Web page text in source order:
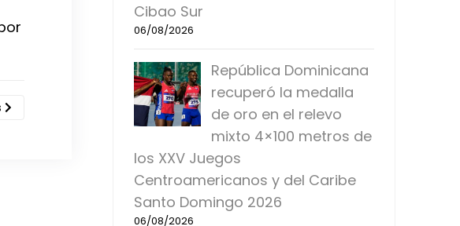
Cibao Sur
06/08/2026
República Dominicana
recuperó la medalla
de oro en el relevo
mixto 4×100 metros de
los XXV Juegos
Centroamericanos y del Caribe
Santo Domingo 2026
06/08/2026